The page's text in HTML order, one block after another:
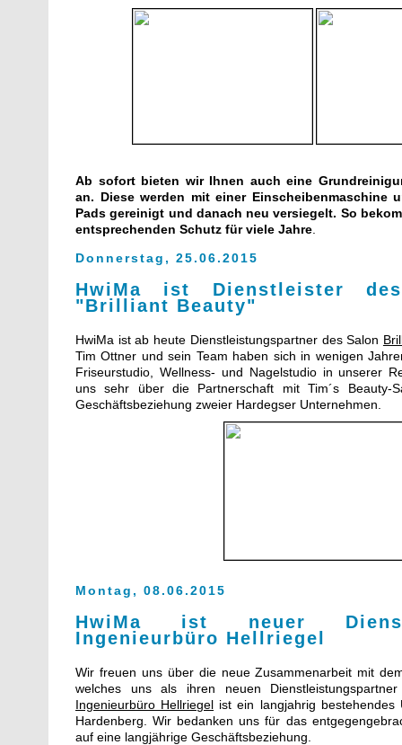
Ab sofort bieten wir Ihnen auch eine
an. Diese werden mit einer Einscheibenmaschine
Pads gereinigt und danach neu versiegelt. So
entsprechenden Schutz für viele Jahre.
Donnerstag, 25.06.2015
HwiMa ist Dienstleister
"Brilliant Beauty"
HwiMa ist ab heute Dienstleistungspartner des Salon
Tim Ottner und sein Team haben sich in wenigen
Friseurstudio, Wellness- und Nagelstudio in unserer
uns sehr über die Partnerschaft mit Tim´s Beauty-
Geschäftsbeziehung zweier Hardegser Unternehmen.
Montag, 08.06.2015
HwiMa ist neuer
Ingenieurbüro Hellriegel
Wir freuen uns über die neue Zusammenarbeit mit
welches uns als ihren neuen
Ingenieurbüro Hellriegel ist ein langjahrig bestehendes
Hardenberg. Wir bedanken uns für das
auf eine langjährige Geschäftsbeziehung.